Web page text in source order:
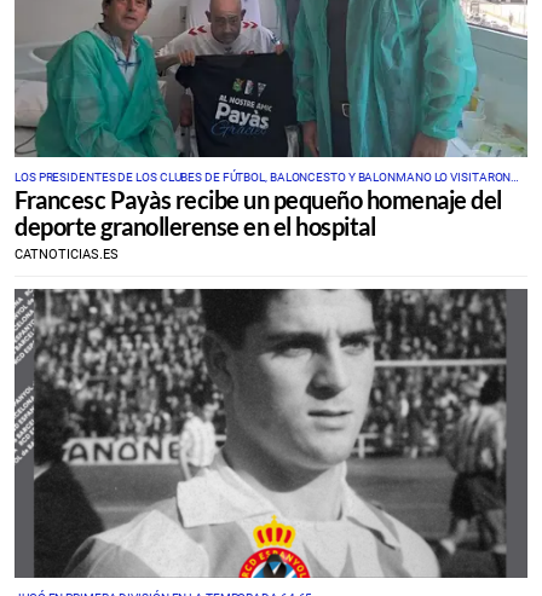
LOS PRESIDENTES DE LOS CLUBES DE FÚTBOL, BALONCESTO Y BALONMANO LO VISITARON
POR SORPRESA EL VIERNES.
​Francesc Payàs recibe un pequeño homenaje del
deporte granollerense en el hospital
CATNOTICIAS.ES